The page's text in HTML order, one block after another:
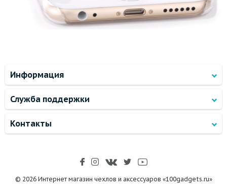
Информация
Служба поддержки
Контакты
© 2026 Интернет магазин чехлов и аксессуаров «100gadgets.ru»